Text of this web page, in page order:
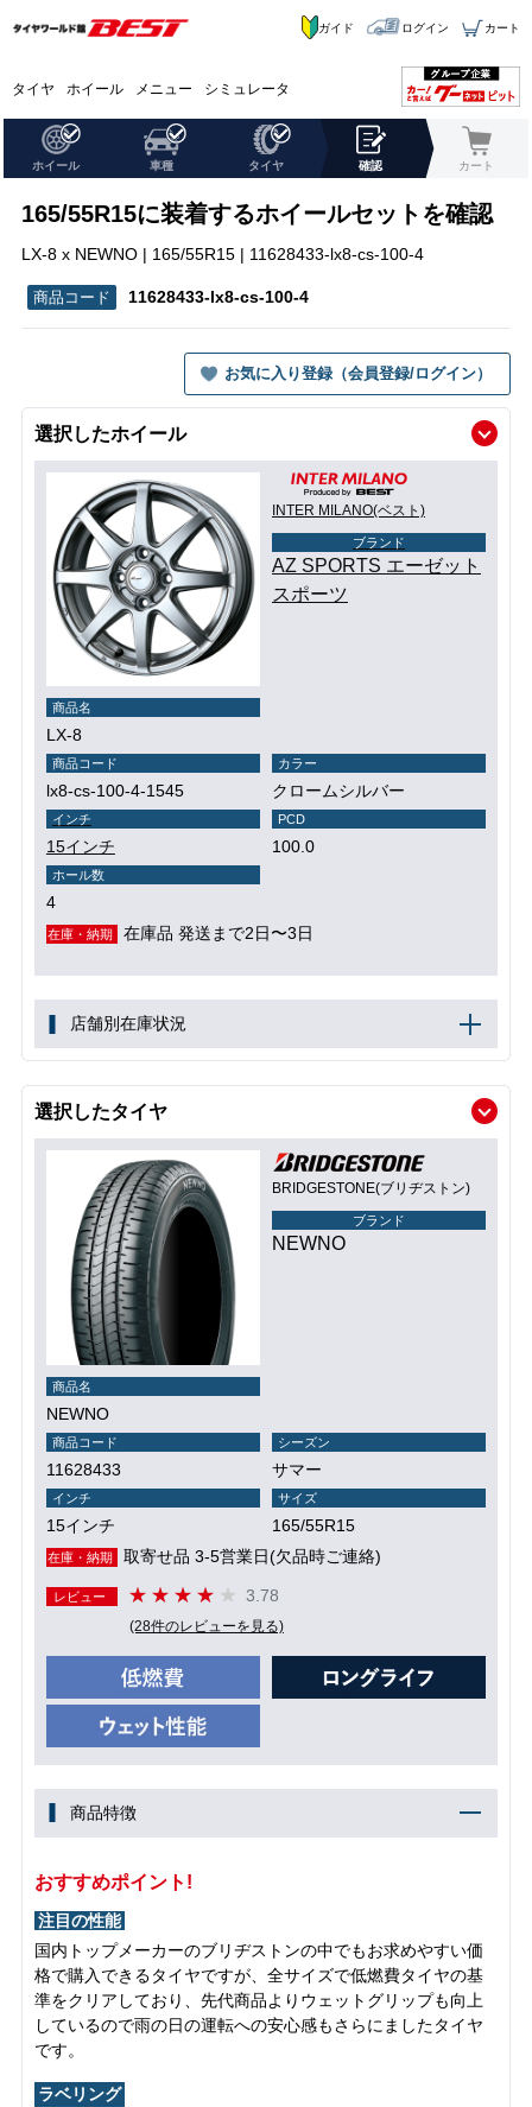
タイヤ ホイール メニュー シミュレータ
ガイド ログイン カート
ホイール 車種 タイヤ 確認 カート
165/55R15に装着するホイールセットを確認
LX-8 x NEWNO | 165/55R15 | 11628433-lx8-cs-100-4
11628433-lx8-cs-100-4
お気に入り登録（会員登録/ログイン）
選択したホイール
INTER MILANO(ベスト)
ブランド
AZ SPORTS エーゼット
スポーツ
商品名
LX-8
商品コード
lx8-cs-100-4-1545
カラー
クロームシルバー
インチ
15インチ
PCD
100.0
ホール数
4
在庫・納期 在庫品 発送まで2日〜3日
店舗別在庫状況
選択したタイヤ
BRIDGESTONE(ブリヂストン)
ブランド
NEWNO
商品名
NEWNO
商品コード
11628433
シーズン
サマー
インチ
15インチ
サイズ
165/55R15
在庫・納期 取寄せ品 3-5営業日(欠品時ご連絡)
レビュー 3.78
(28件のレビューを見る)
商品特徴
おすすめポイント!
注目の性能
国内トップメーカーのブリヂストンの中でもお求めやすい価
格で購入できるタイヤですが、全サイズで低燃費タイヤの基
準をクリアしており、先代商品よりウェットグリップも向上
しているので雨の日の運転への安心感もさらにましたタイヤ
です。
ラベリング